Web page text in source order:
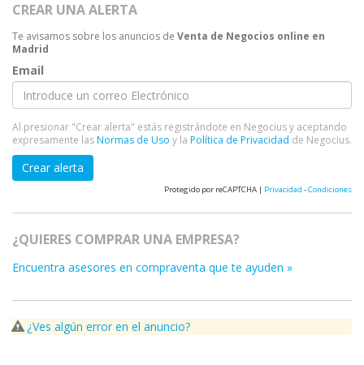
CREAR UNA ALERTA
Te avisamos sobre los anuncios de Venta de Negocios online en
Madrid
Email
Al presionar "Crear alerta" estás registrándote en Negocius y aceptando
expresamente lasNormas de Uso y la Política de Privacidad de Negocius.
Crear alerta
Protegido por reCAPTCHA | Privacidad -Condiciones
¿QUIERES COMPRAR UNA EMPRESA?
Encuentra asesores en compraventa que te ayuden »
¿Ves algún error en el anuncio?